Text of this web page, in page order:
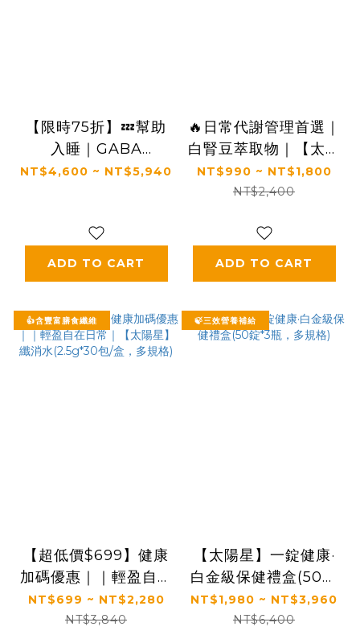
【限時75折】💤幫助
入睡｜GABA
PLUS+｜✅正品保證
盒組(3g*30包*3盒)
NT$4,600 ~ NT$5,940
ADD TO CART
🔥日常代謝管理首選｜
白腎豆萃取物｜【太陽
星】糖切切
SugarCut(50錠/瓶，
NT$990 ~ NT$1,800
NT$2,400
ADD TO CART
👍含豐富膳食纖維
【超低價$699】健康
加碼優惠｜｜輕盈自在
日常｜【太陽星】纖消
水(2.5g*30包/盒，多
NT$699 ~ NT$2,280
NT$3,840
🍃三效營養補給
【太陽星】一錠健康·
白金級保健禮盒(50錠
*3瓶，多規格)
NT$1,980 ~ NT$3,960
NT$6,400